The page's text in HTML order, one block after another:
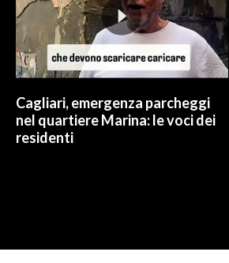
Cagliari, emergenza parcheggi
nel quartiere Marina: le voci dei
residenti